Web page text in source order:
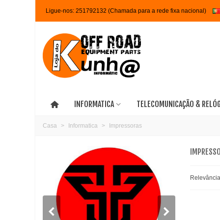
Ligue-nos: 251792132 (Chamada para a rede fixa nacional)
INFORMATICA TELECOMUNICAÇÃO &
Casa > Informatica > Impressoras